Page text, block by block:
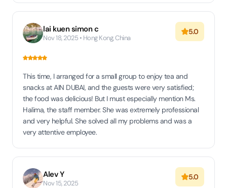
lai kuen simon c
Nov 18, 2025 • Hong Kong, China
5.0
This time, I arranged for a small group to enjoy tea and
snacks at AIN DUBAI, and the guests were very satisfied;
the food was delicious! But I must especially mention Ms.
Halima, the staff member. She was extremely professional
and very helpful. She solved all my problems and was a
very attentive employee.
Alev Y
Nov 15, 2025
5.0